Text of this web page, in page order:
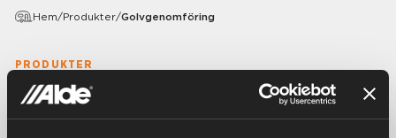
Hem/Produkter/Golvgenomföring
PRODUKTER
Golvgenomföring